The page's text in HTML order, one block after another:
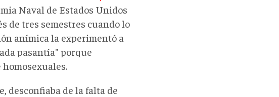
Naval de Estados Unidos
de tres semestres cuando lo
anímica la experimentó a
pasantía" porque
desconfiaba de la falta de